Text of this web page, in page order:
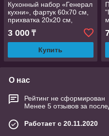
Кухонный набор «Генерал
кухни», фартук 60х70 см,
прихватка 20х20 см,
полотенце 35х60 см
3 000 ₸
Купить
О нас
Рейтинг не сформирован
Менее 5 отзывов за
Работает с 20.11.2020